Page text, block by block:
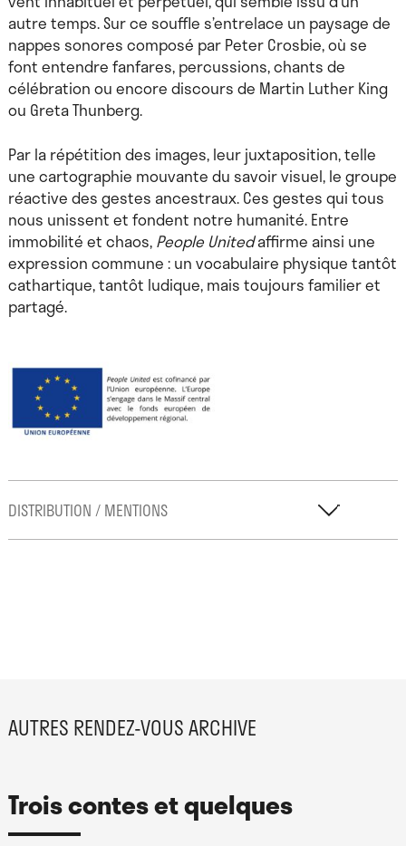
autre temps. Sur ce souffle s’entrelace un paysage de
nappes sonores composé par Peter Crosbie, où se
font entendre fanfares, percussions, chants de
célébration ou encore discours de Martin Luther King
ou Greta Thunberg.
Par la répétition des images, leur juxtaposition, telle
une cartographie mouvante du savoir visuel, le groupe
réactive des gestes ancestraux. Ces gestes qui tous
nous unissent et fondent notre humanité. Entre
immobilité et chaos,People Unitedaffirme ainsi une
expression commune : un vocabulaire physique tantôt
cathartique, tantôt ludique, mais toujours familier et
partagé.
DISTRIBUTION / MENTIONS
Sylvie Mélis
Joanne Leighton
AUTRES RENDEZ-VOUS ARCHIVE
Trois contes et quelques